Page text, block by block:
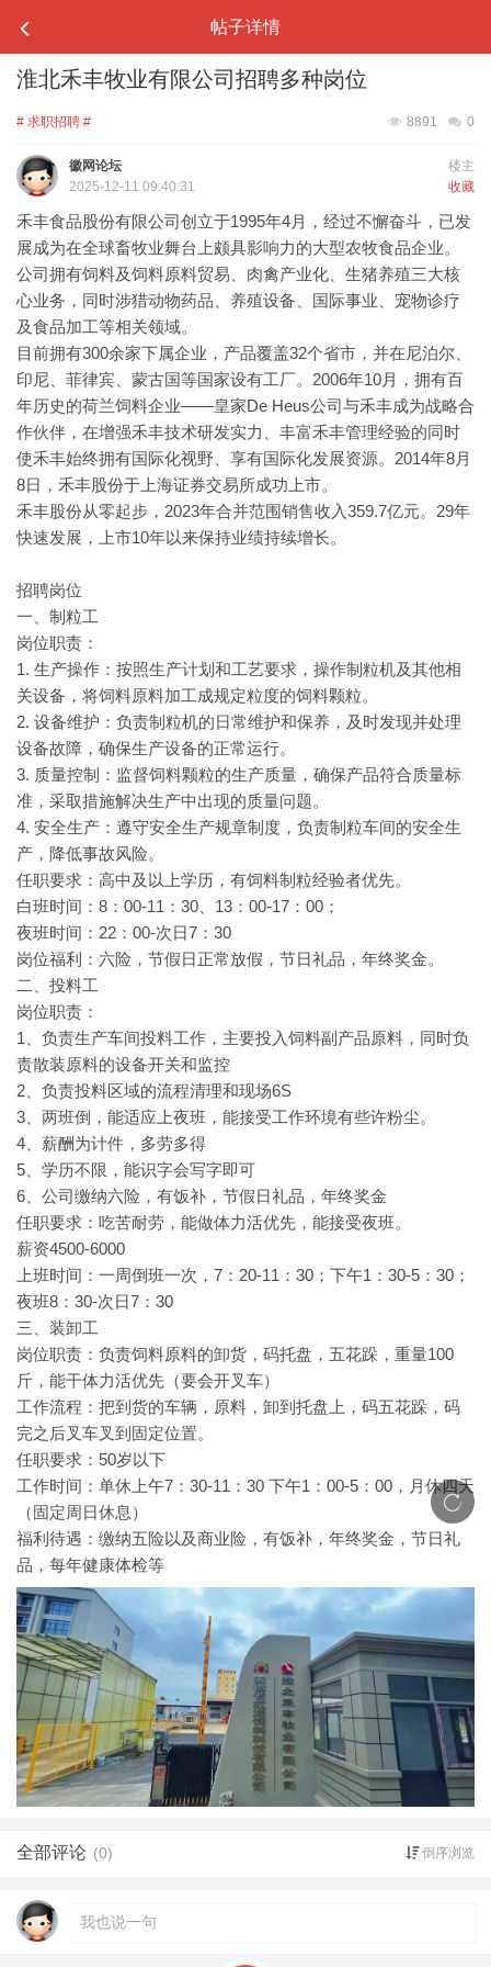
帖子详情
淮北禾丰牧业有限公司招聘多种岗位
# 求职招聘 # 0
8891
楼主
徽网论坛
收藏
2025-12-11 09:40:31
禾丰食品股份有限公司创立于1995年4月，经过不懈奋斗，已发
展成为在全球畜牧业舞台上颇具影响力的大型农牧食品企业。
公司拥有饲料及饲料原料贸易、肉禽产业化、生猪养殖三大核
心业务，同时涉猎动物药品、养殖设备、国际事业、宠物诊疗
及食品加工等相关领域。
目前拥有300余家下属企业，产品覆盖32个省市，并在尼泊尔、
印尼、菲律宾、蒙古国等国家设有工厂。2006年10月，拥有百
年历史的荷兰饲料企业——皇家De Heus公司与禾丰成为战略合
作伙伴，在增强禾丰技术研发实力、丰富禾丰管理经验的同时
使禾丰始终拥有国际化视野、享有国际化发展资源。2014年8月
8日，禾丰股份于上海证券交易所成功上市。
禾丰股份从零起步，2023年合并范围销售收入359.7亿元。29年
快速发展，上市10年以来保持业绩持续增长。
招聘岗位
一、制粒工
岗位职责：
1. 生产操作：按照生产计划和工艺要求，操作制粒机及其他相
关设备，将饲料原料加工成规定粒度的饲料颗粒。
2. 设备维护：负责制粒机的日常维护和保养，及时发现并处理
设备故障，确保生产设备的正常运行。
3. 质量控制：监督饲料颗粒的生产质量，确保产品符合质量标
准，采取措施解决生产中出现的质量问题。
4. 安全生产：遵守安全生产规章制度，负责制粒车间的安全生
产，降低事故风险。
任职要求：高中及以上学历，有饲料制粒经验者优先。
白班时间：8：00-11：30、13：00-17：00；
夜班时间：22：00-次日7：30
岗位福利：六险，节假日正常放假，节日礼品，年终奖金。
二、投料工
岗位职责：
1、负责生产车间投料工作，主要投入饲料副产品原料，同时负
责散装原料的设备开关和监控
2、负责投料区域的流程清理和现场6S
3、两班倒，能适应上夜班，能接受工作环境有些许粉尘。
4、薪酬为计件，多劳多得
5、学历不限，能识字会写字即可
6、公司缴纳六险，有饭补，节假日礼品，年终奖金
任职要求：吃苦耐劳，能做体力活优先，能接受夜班。
薪资4500-6000
上班时间：一周倒班一次，7：20-11：30；下午1：30-5：30；
夜班8：30-次日7：30
三、装卸工
岗位职责：负责饲料原料的卸货，码托盘，五花跺，重量100
斤，能干体力活优先（要会开叉车）
工作流程：把到货的车辆，原料，卸到托盘上，码五花跺，码
完之后叉车叉到固定位置。
任职要求：50岁以下
工作时间：单休上午7：30-11：30 下午1：00-5：00，月休四天
（固定周日休息）
福利待遇：缴纳五险以及商业险，有饭补，年终奖金，节日礼
品，每年健康体检等
全部评论 (0) 倒序浏览